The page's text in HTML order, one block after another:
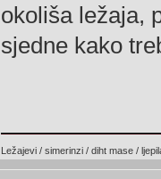
okoliša ležaja,
sjedne kako
Ležajevi / simerinzi / diht mase /